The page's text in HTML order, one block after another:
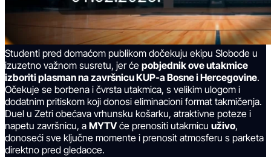
Studenti pred domaćom publikom dočekuju ekipu Slobode u
izuzetno važnom susretu, jer će pobjednik ove utakmice
izboriti plasman na završnicu KUP-a Bosne i Hercegovine.
Očekuje se borbena i čvrsta utakmica, s velikim ulogom i
dodatnim pritiskom koji donosi eliminacioni format takmičenja.
Duel u Zetri obećava vrhunsku košarku, atraktivne poteze i
napetu završnicu, a MYTVće prenositi utakmicu uživo,
donoseći sve ključne momente i prenosit atmosferu s parketa
direktno pred gledaoce.